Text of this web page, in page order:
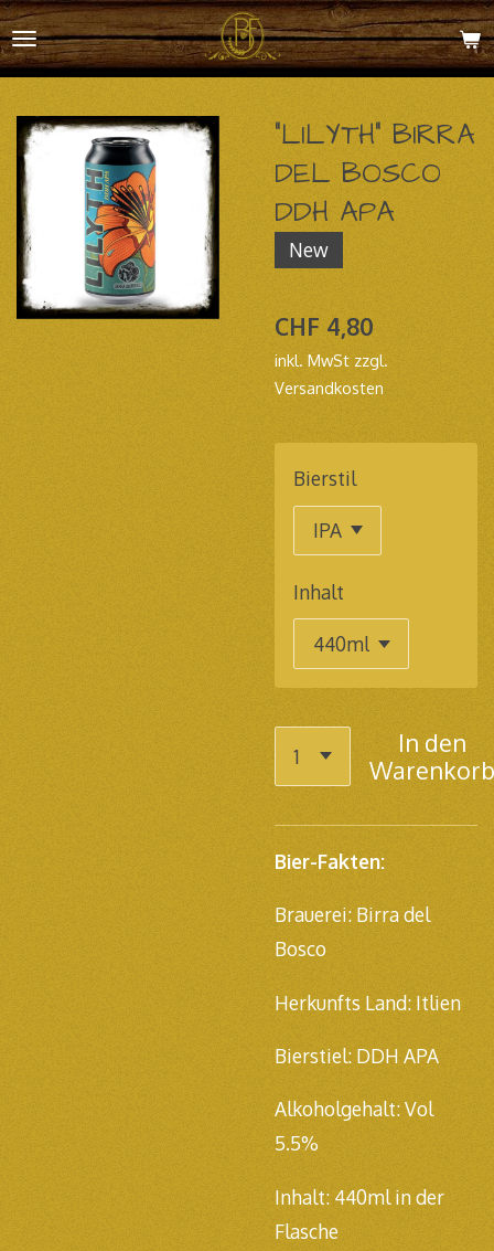
Zum
Hauptinhalt
"LILYTH" BIRRA
DEL BOSCO
DDH APA
New
CHF 4,80
inkl. MwSt zzgl.
Versandkosten
Bierstil
Inhalt
In den
Bier-Fakten:
Brauerei: Birra del
Bosco
Herkunfts Land: Itlien
Bierstiel: DDH APA
Alkoholgehalt: Vol
5.5%
Inhalt: 440ml in der
Flasche